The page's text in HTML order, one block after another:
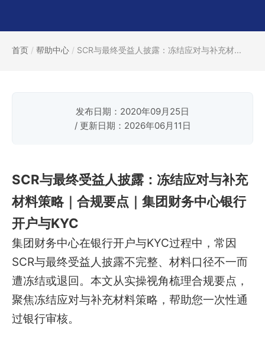
首页 / 帮助中心 / SCR与最终受益人披露：冻结应对与补充材...
发布日期：2020年09月25日
/ 更新日期：2026年06月11日
SCR与最终受益人披露：冻结应对与补充
材料策略｜合规要点｜集团财务中心银行
开户与KYC
集团财务中心在银行开户与KYC过程中，常因
SCR与最终受益人披露不完整、材料口径不一而
遭冻结或退回。本文从实操视角梳理合规要点，
聚焦冻结应对与补充材料策略，帮助您一次性通
过银行审核。